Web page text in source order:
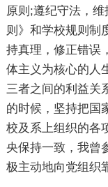
原则;遵纪守法，
则》和学校规则制
持真理，修正错误
体主义为核心的人
三者之间的利益关
的时候，坚持把国
校及系上组织的各
央保持一致，我曾
极主动地向党组织